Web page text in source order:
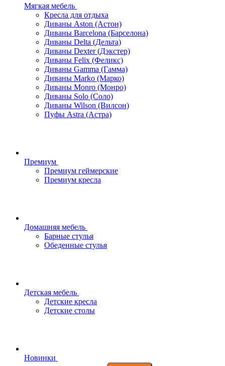
Мягкая мебель
Кресла для отдыха
Диваны Aston (Астон)
Диваны Barcelona (Барселона)
Диваны Delta (Дельта)
Диваны Dexter (Дэкстер)
Диваны Felix (Феликс)
Диваны Gamma (Гамма)
Диваны Marko (Марко)
Диваны Monro (Монро)
Диваны Solo (Соло)
Диваны Wilson (Вилсон)
Пуфы Astra (Астра)
Премиум
Премиум геймерские
Премиум кресла
Домашняя мебель
Барные стулья
Обеденные стулья
Детская мебель
Детские кресла
Детские столы
Новинки